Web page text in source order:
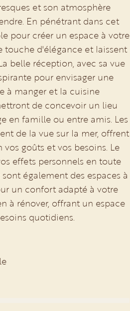
et son atmosphère
En pénétrant dans cet
pour créer un espace à votre
touche d'élégance et laissent
belle réception, avec sa vue
pour envisager une
à manger et la cuisine
de concevoir un lieu
en famille ou entre amis. Les
de la vue sur la mer, offrent
goûts et vos besoins. Le
effets personnels en toute
également des espaces à
un confort adapté à votre
à rénover, offrant un espace
quotidiens.